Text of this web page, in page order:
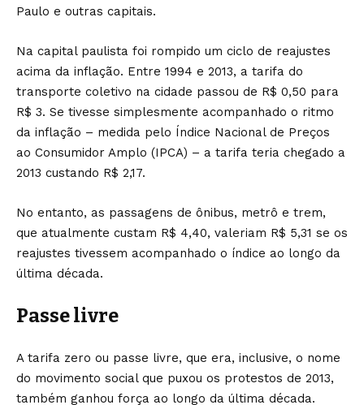
Paulo e outras capitais.
Na capital paulista foi rompido um ciclo de reajustes
acima da inflação. Entre 1994 e 2013, a tarifa do
transporte coletivo na cidade passou de R$ 0,50 para
R$ 3. Se tivesse simplesmente acompanhado o ritmo
da inflação – medida pelo Índice Nacional de Preços
ao Consumidor Amplo (IPCA) – a tarifa teria chegado a
2013 custando R$ 2,17.
No entanto, as passagens de ônibus, metrô e trem,
que atualmente custam R$ 4,40, valeriam R$ 5,31 se os
reajustes tivessem acompanhado o índice ao longo da
última década.
Passe livre
A tarifa zero ou passe livre, que era, inclusive, o nome
do movimento social que puxou os protestos de 2013,
também ganhou força ao longo da última década.